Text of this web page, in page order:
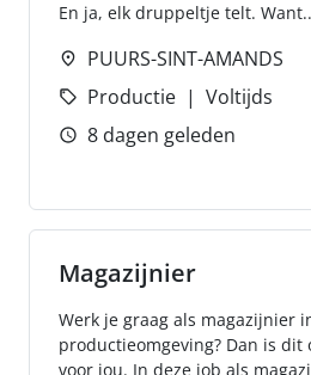
En ja, elk druppeltje telt.
PUURS-SINT-AMANDS
Productie
Voltijds
8 dagen geleden
Magazijnier
Werk je graag als magazijnier
productieomgeving? Dan is
voor jou. In deze job als